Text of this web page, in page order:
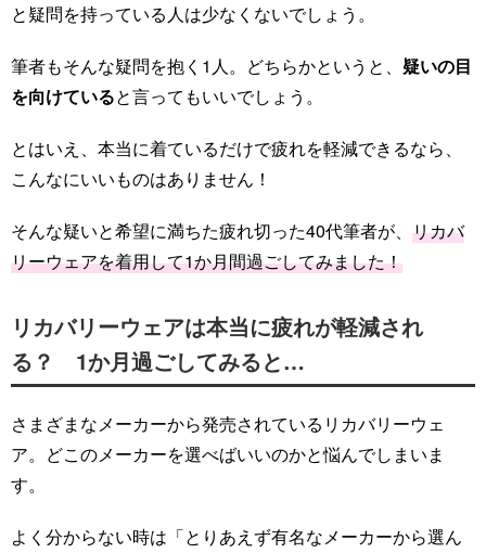
と疑問を持っている人は少なくないでしょう。
筆者もそんな疑問を抱く1人。どちらかというと、 疑いの目
を向けていると言ってもいいでしょう。
とはいえ、本当に着ているだけで疲れを軽減できるなら、
こんなにいいものはありません！
そんな疑いと希望に満ちた疲れ切った40代筆者が、 リカバ
リーウェアを着用して1か月間過ごしてみました！
リカバリーウェアは本当に疲れが軽減され
る？ 1か月過ごしてみると…
さまざまなメーカーから発売されているリカバリーウェ
ア。どこのメーカーを選べばいいのかと悩んでしまいま
す。
よく分からない時は「とりあえず有名なメーカーから選ん